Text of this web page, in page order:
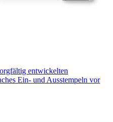
entwickelten
Ein- und Ausstempeln vor